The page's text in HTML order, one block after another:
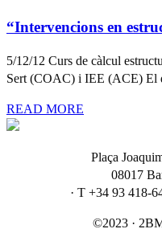
“Intervencions en
5/12/12 Curs de càlcul
Sert (COAC) i IEE (ACE) El
READ MORE
Plaça
08017
· T +34 93 418-
©2023 ·